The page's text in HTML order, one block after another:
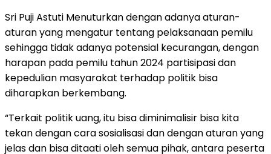
Sri Puji Astuti Menuturkan dengan adanya aturan-
aturan yang mengatur tentang pelaksanaan pemilu
sehingga tidak adanya potensial kecurangan, dengan
harapan pada pemilu tahun 2024 partisipasi dan
kepedulian masyarakat terhadap politik bisa
diharapkan berkembang.
“Terkait politik uang, itu bisa diminimalisir bisa kita
tekan dengan cara sosialisasi dan dengan aturan yang
jelas dan bisa ditaati oleh semua pihak, antara peserta